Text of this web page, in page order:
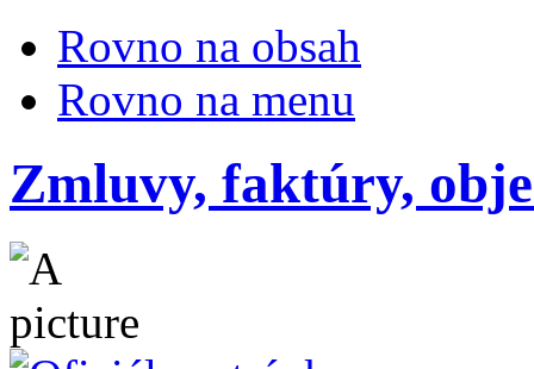
Rovno na obsah
Rovno na menu
Zmluvy, faktúry,